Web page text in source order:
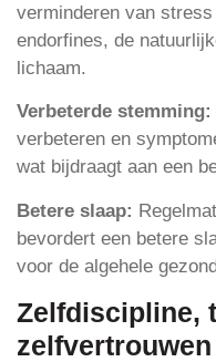
verminderen van
endorfines, de
lichaam.
Verbeterde stemming:
verbeteren en
wat bijdraagt aan een
Betere slaap:
bevordert een betere
voor de algehele
Zelfdiscipline,
zelfvertrouwen